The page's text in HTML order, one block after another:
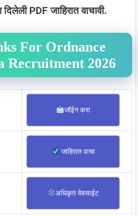
PDF जाहिरात वाचावी.
For Ordnance
Recruitment 2026
जॉईन करा
जाहिरात वाचा
अधिकृत वेबसाईट